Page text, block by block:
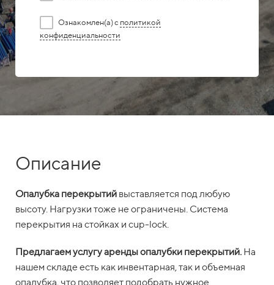
Ознакомлен(а) с политикой
конфиденциальности
Описание
Опалубка перекрытий выставляется под любую
высоту. Нагрузки тоже не ограничены. Система
перекрытия на стойках и cup-lock.
Предлагаем услугу аренды опалубки перекрытий. На
нашем складе есть как инвентарная, так и объемная
опалубка, что позволяет подобрать нужное